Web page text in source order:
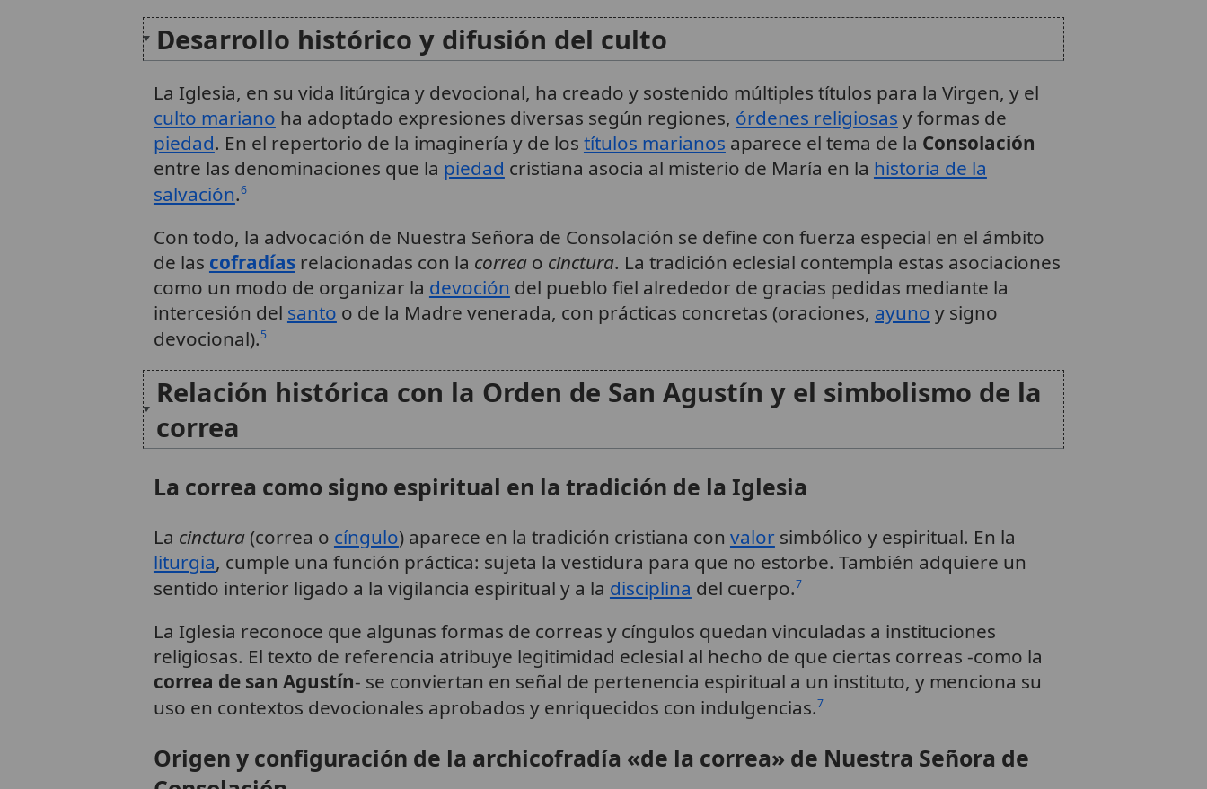
Desarrollo histórico y difusión del culto
La Iglesia, en su vida litúrgica y devocional, ha creado y sostenido múltiples títulos para la Virgen, y el
culto mariano ha adoptado expresiones diversas según regiones, órdenes religiosas y formas de
piedad. En el repertorio de la imaginería y de los títulos marianos aparece el tema de la Consolación
entre las denominaciones que la piedad cristiana asocia al misterio de María en la historia de la
salvación.6
Con todo, la advocación de Nuestra Señora de Consolación se define con fuerza especial en el ámbito
de las cofradíasrelacionadas con la correao cinctura. La tradición eclesial contempla estas asociaciones
como un modo de organizar la devoción del pueblo fiel alrededor de gracias pedidas mediante la
intercesión del santo o de la Madre venerada, con prácticas concretas (oraciones, ayuno y signo
devocional).5
Relación histórica con la Orden de San Agustín y el simbolismo de la
correa
La correa como signo espiritual en la tradición de la Iglesia
La cinctura(correa o cíngulo) aparece en la tradición cristiana con valorsimbólico y espiritual. En la
liturgia, cumple una función práctica: sujeta la vestidura para que no estorbe. También adquiere un
sentido interior ligado a la vigilancia espiritual y a la disciplina del cuerpo.7
La Iglesia reconoce que algunas formas de correas y cíngulos quedan vinculadas a instituciones
religiosas. El texto de referencia atribuye legitimidad eclesial al hecho de que ciertas correas -como la
correa de san Agustín- se conviertan en señal de pertenencia espiritual a un instituto, y menciona su
uso en contextos devocionales aprobados y enriquecidos con indulgencias.7
Origen y configuración de la archicofradía «de la correa» de Nuestra Señora de